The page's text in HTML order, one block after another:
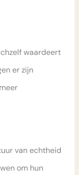
waardeert
er zijn
van echtheid
om hun